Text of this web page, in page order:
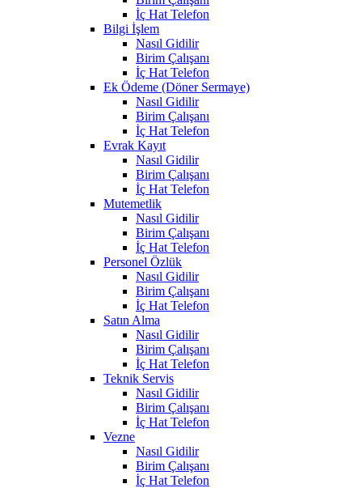
İç Hat Telefon
Bilgi İşlem
Nasıl Gidilir
Birim Çalışanı
İç Hat Telefon
Ek Ödeme (Döner Sermaye)
Nasıl Gidilir
Birim Çalışanı
İç Hat Telefon
Evrak Kayıt
Nasıl Gidilir
Birim Çalışanı
İç Hat Telefon
Mutemetlik
Nasıl Gidilir
Birim Çalışanı
İç Hat Telefon
Personel Özlük
Nasıl Gidilir
Birim Çalışanı
İç Hat Telefon
Satın Alma
Nasıl Gidilir
Birim Çalışanı
İç Hat Telefon
Teknik Servis
Nasıl Gidilir
Birim Çalışanı
İç Hat Telefon
Vezne
Nasıl Gidilir
Birim Çalışanı
İç Hat Telefon